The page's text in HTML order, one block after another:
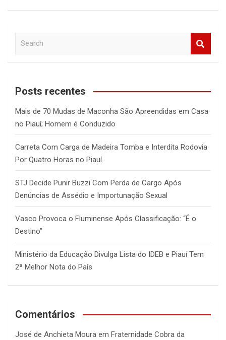
a
c
Posts recentes
Mais de 70 Mudas de Maconha São Apreendidas em Casa
no Piauí; Homem é Conduzido
Carreta Com Carga de Madeira Tomba e Interdita Rodovia
Por Quatro Horas no Piauí
STJ Decide Punir Buzzi Com Perda de Cargo Após
Denúncias de Assédio e Importunação Sexual
Vasco Provoca o Fluminense Após Classificação: “É o
Destino”
Ministério da Educação Divulga Lista do IDEB e Piauí Tem
2ª Melhor Nota do País
Comentários
José de Anchieta Moura em Fraternidade Cobra da